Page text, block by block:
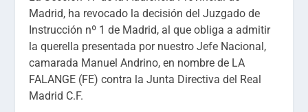
Madrid, ha revocado la decisión del Juzgado de
Instrucción nº 1 de Madrid, al que obliga a admitir
la querella presentada por nuestro Jefe Nacional,
camarada Manuel Andrino, en nombre de LA
FALANGE (FE) contra la Junta Directiva del Real
Madrid C.F.